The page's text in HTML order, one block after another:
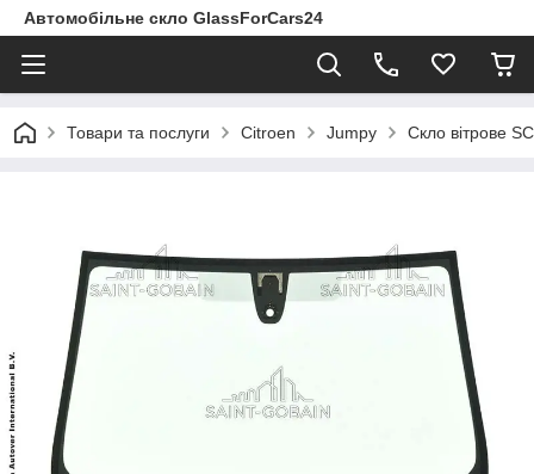
Автомобільне скло GlassForCars24
Товари та послуги Citroen Jumpy Скло вітрове